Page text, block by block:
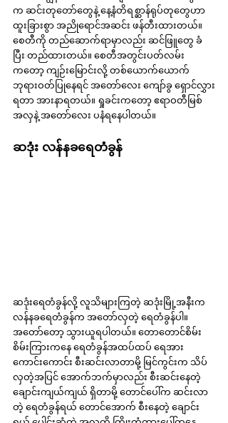
က ဆင်းတုတော်တွေနဲ့ နေ့နံတိရစ္ဆာန်ရုပ်တုတွေဟာ
ထူးခြားစွာ အညိုရောင်အဆင်း ဖန်တီးထားတယ်။
စေတီကို တည်ဆောက်ရာမှာလည်း ဆင်ဖြူတွေ ခံ
ပြီး တည်ထားတယ်။ စေတီအတွင်းပတ်လမ်း
ကတော့ ကျဉ်းမြောင်းလို့ တစ်ယောက်ယောက်
ဘုရားဝတ်ပြုနေရင် အတော်လေး ကျော်ခွ ရှောင်လွှား
ရတာ အားနာရတယ်။ ရှုခင်းကတော့ ဧရာဝတီမြစ်
အလှနဲ့ အတော်လေး ပနံရနေပါတယ်။
ဆဒုံး လန်နခရေတံခွန်
ဆဒုံးရေတံခွန်လို့ လူသိများကြတဲ့ ဆဒုံးမြို့အနီးက
လန်နခရေတံခွန်က အတော်လှတဲ့ ရေတံခွန်ပါ။
အတော်တော့ သွားယူရပါတယ်။ တောတောင်စိမ်း
စိမ်းကြားကနေ ရေတံခွန်အထပ်ထပ် ရေအား
ကောင်းကောင်း စီးဆင်းလာတာမို့ မြင်ကွင်းက သိပ်
လှတဲ့အပြင် အောက်ဘက်မှာလည်း စီးဆင်းနေတဲ့
ချောင်းကျယ်ကျယ် ရှိတာမို့ တောင်ပေါ်က ဆင်းလာ
တဲ့ ရေတံခွန်ရယ် တောင်အောက် စီးနေတဲ့ ချောင်း